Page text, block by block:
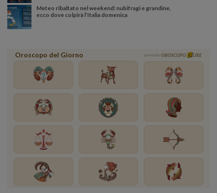
Meteo ribaltato nel weekend: nubifragi e grandine,
ecco dove colpirà l’Italia domenica
Oroscopo del Giorno powered by OROSCOPO ORE